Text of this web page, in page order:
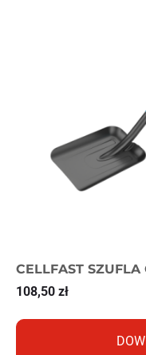
CELLFAST
108,50 zł